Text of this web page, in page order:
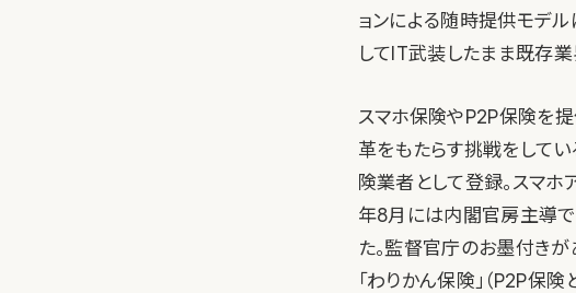
ョンによる随時提供モデル
してIT武装したまま既存業
スマホ保険やP2P保険を
革をもたらす挑戦をして
険業者として登録。スマホ
年8月には内閣官房主導で
た。監督官庁のお墨付き
「わりかん保険」（P2P保